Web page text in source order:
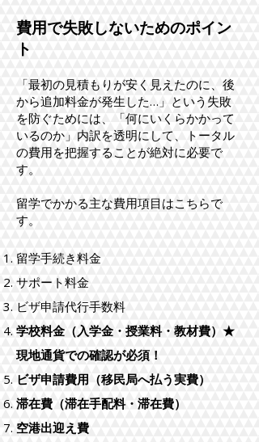
費用で失敗しないためのポイン
ト
「最初の見積もりが安く見えたのに、後
から追加料金が発生した…」という失敗
を防ぐためには、「何にいくらかかって
いるのか」内訳を透明にして、トータル
の費用を把握することが絶対に必要で
す。
留学でかかる主な費用項目はこちらで
す。
留学手続き料金
サポート料金
ビザ申請代行手数料
学校料金（入学金・授業料・教材費）★
現地通貨での確認が必須！
ビザ申請費用（移民局へ払う実費）
滞在費（滞在手配料・滞在費）
空港出迎え費